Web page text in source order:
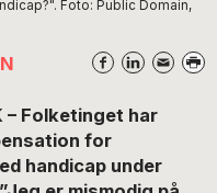
Foto: Public Domain,
– Folketinget har
for
handicap under